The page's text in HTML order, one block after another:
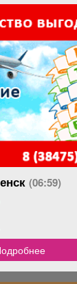
(06:59)